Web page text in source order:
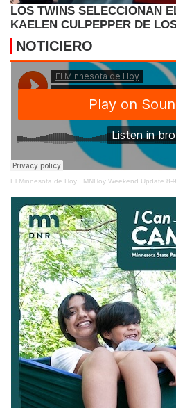
LOS TWINS SELECCIONAN
KAELEN CULPEPPER DE
NOTICIERO
El Minnesota de Hoy · MNHoy Weekend Update 8-